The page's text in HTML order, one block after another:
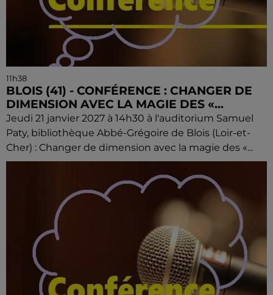
11h38
BLOIS (41) - CONFÉRENCE : CHANGER DE
DIMENSION AVEC LA MAGIE DES «...
Jeudi 21 janvier 2027 à 14h30 à l'auditorium Samuel
Paty, bibliothèque Abbé-Grégoire de Blois (Loir-et-
Cher) : Changer de dimension avec la magie des «...